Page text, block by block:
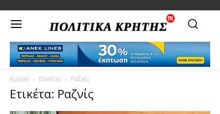
Αρχική Ετικέτες Ραζνίς
Ετικέτα: Ραζνίς